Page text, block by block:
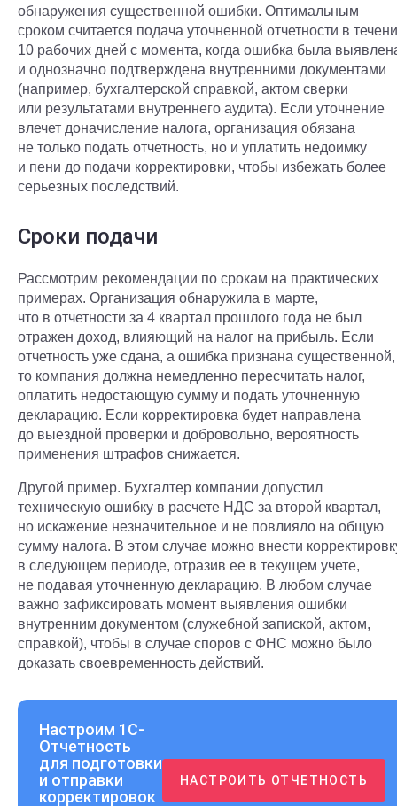
обнаружения существенной ошибки. Оптимальным
сроком считается подача уточненной отчетности в
10 рабочих дней с момента, когда ошибка была
и однозначно подтверждена внутренними документами
(например, бухгалтерской справкой, актом сверки
или результатами внутреннего аудита). Если уточнение
влечет доначисление налога, организация обязана
не только подать отчетность, но и уплатить недоимку
и пени до подачи корректировки, чтобы избежать более
серьезных последствий.
Сроки подачи
Рассмотрим рекомендации по срокам на практических
примерах. Организация обнаружила в марте,
что в отчетности за 4 квартал прошлого года не был
отражен доход, влияющий на налог на прибыль. Если
отчетность уже сдана, а ошибка признана существенной,
то компания должна немедленно пересчитать налог,
оплатить недостающую сумму и подать уточненную
декларацию. Если корректировка будет направлена
до выездной проверки и добровольно, вероятность
применения штрафов снижается.
Другой пример. Бухгалтер компании допустил
техническую ошибку в расчете НДС за второй квартал,
но искажение незначительное и не повлияло на общую
сумму налога. В этом случае можно внести
в следующем периоде, отразив ее в текущем учете,
не подавая уточненную декларацию. В любом случае
важно зафиксировать момент выявления ошибки
внутренним документом (служебной запиской, актом,
справкой), чтобы в случае споров с ФНС можно было
доказать своевременность действий.
Настроим 1С-
Отчетность
для подготовки
и отправки
корректировок
НАСТРОИТЬ ОТЧЕТНОСТЬ